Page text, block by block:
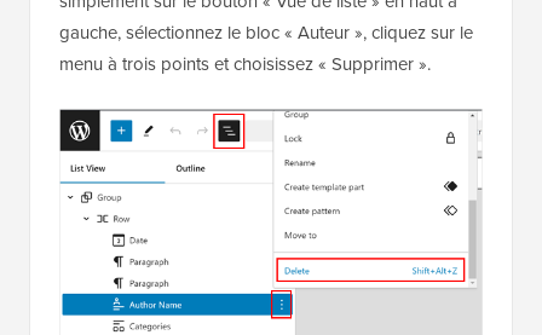
supprimez-le. Si votre interface est trop petite, cliquez
simplement sur le bouton « Vue de liste » en haut à
gauche, sélectionnez le bloc « Auteur », cliquez sur le
menu à trois points et choisissez « Supprimer ».